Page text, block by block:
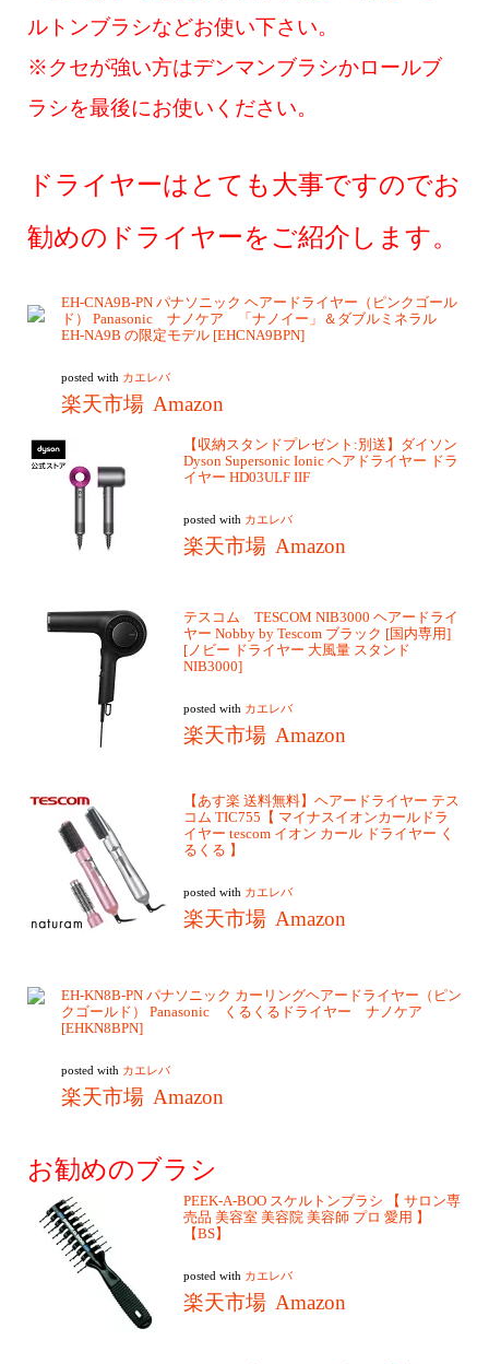
ルトンブラシなどお使い下さい。
※クセが強い方はデンマンブラシかロールブ
ラシを最後にお使いください。
ドライヤーはとても大事ですのでお
勧めのドライヤーをご紹介します。
EH-CNA9B-PN パナソニック ヘアードライヤー（ピンクゴール
ド） Panasonic ナノケア 「ナノイー」＆ダブルミネラル
EH-NA9B の限定モデル [EHCNA9BPN]
posted with カエレバ
楽天市場 Amazon
【収納スタンドプレゼント:別送】ダイソン
Dyson Supersonic Ionic ヘアドライヤー ドラ
イヤー HD03ULF IIF
posted with カエレバ
楽天市場 Amazon
テスコム TESCOM NIB3000 ヘアードライ
ヤー Nobby by Tescom ブラック [国内専用]
[ノビー ドライヤー 大風量 スタンド
NIB3000]
posted with カエレバ
楽天市場 Amazon
【あす楽 送料無料】ヘアードライヤー テス
コム TIC755【 マイナスイオンカールドラ
イヤー tescom イオン カール ドライヤー く
るくる 】
posted with カエレバ
楽天市場 Amazon
EH-KN8B-PN パナソニック カーリングヘアードライヤー（ピン
クゴールド） Panasonic くるくるドライヤー ナノケア
[EHKN8BPN]
posted with カエレバ
楽天市場 Amazon
お勧めのブラシ
PEEK-A-BOO スケルトンブラシ 【 サロン専
売品 美容室 美容院 美容師 プロ 愛用 】
【BS】
posted with カエレバ
楽天市場 Amazon